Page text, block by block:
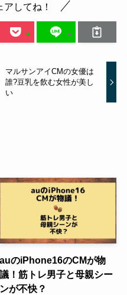
アしてね！
マルサンアイCMの女優は
誰?豆乳を飲む女性が美し
い
auのiPhone16のCMが物
議！筋トレ男子と母親シー
ンが不快？